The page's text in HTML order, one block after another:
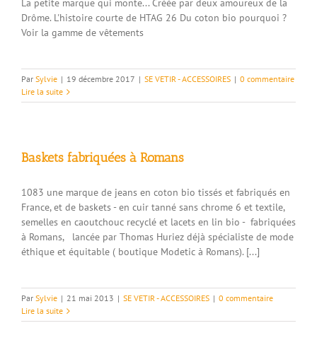
La petite marque qui monte... Créée par deux amoureux de la
Drôme. L'histoire courte de HTAG 26 Du coton bio pourquoi ?
Voir la gamme de vêtements
Par Sylvie | 19 décembre 2017 | SE VETIR - ACCESSOIRES | 0 commentaire
Lire la suite
Baskets fabriquées à Romans
1083 une marque de jeans en coton bio tissés et fabriqués en
France, et de baskets - en cuir tanné sans chrome 6 et textile,
semelles en caoutchouc recyclé et lacets en lin bio - fabriquées
à Romans, lancée par Thomas Huriez déjà spécialiste de mode
éthique et équitable ( boutique Modetic à Romans). [...]
Par Sylvie | 21 mai 2013 | SE VETIR - ACCESSOIRES | 0 commentaire
Lire la suite